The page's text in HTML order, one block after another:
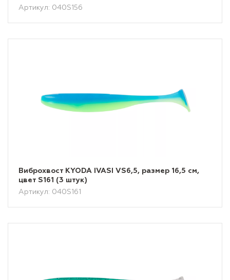
Артикул: 040S156
Виброхвост KYODA IVASI VS6,5, размер 16,5 см,
цвет S161 (3 штук)
Артикул: 040S161